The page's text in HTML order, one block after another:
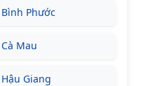
Bình Phước
Cà Mau
Hậu Giang